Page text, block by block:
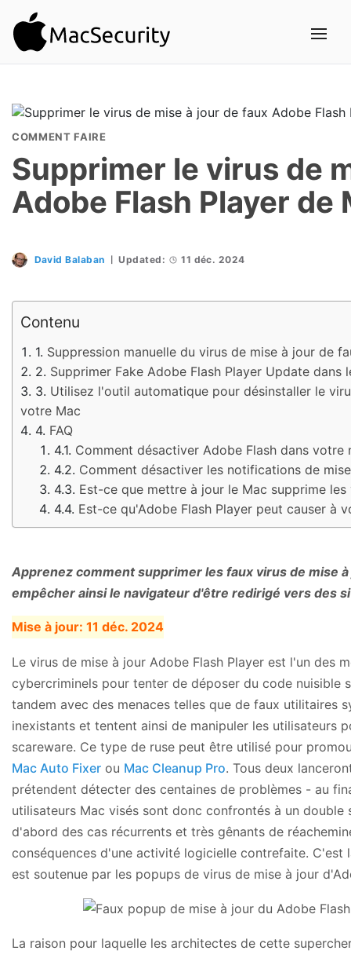
COMMENT FAIRE
Supprimer le virus de
Adobe Flash Player de
David Balaban Updated: 11 déc. 2024
Contenu
Suppression manuelle du virus de mise à jour de
Supprimer Fake Adobe Flash Player Update dans
Utilisez l'outil automatique pour désinstaller le
votre Mac
FAQ
Comment désactiver Adobe Flash dans votre
Comment désactiver les notifications de
Est-ce que mettre à jour le Mac supprime les
Est-ce qu'Adobe Flash Player peut causer à
Apprenez comment supprimer les faux virus de mise
empêcher ainsi le navigateur d'être redirigé vers des
Mise à jour: 11 déc. 2024
Le virus de mise à jour Adobe Flash Player est l'un des
cybercriminels pour tenter de déposer du code nuisible
tandem avec des menaces telles que de faux utilitaires
inexistants et tentent ainsi de manipuler les utilisateurs
scareware. Ce type de ruse peut être utilisé pour
Mac Auto Fixer ou Mac Cleanup Pro. Tous deux
prétendent détecter des centaines de problèmes - au
utilisateurs Mac visés sont donc confrontés à un
d'abord des cas récurrents et très gênants de
conséquences d'une activité logicielle contrefaite. C'est
est soutenue par les popups de virus de mise à jour
La raison pour laquelle les architectes de cette